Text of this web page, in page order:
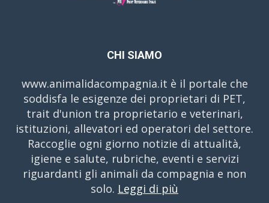
CHI SIAMO
www.animalidacompagnia.it è il portale che
soddisfa le esigenze dei proprietari di PET,
trait d'union tra proprietario e veterinari,
istituzioni, allevatori ed operatori del settore.
Raccoglie ogni giorno notizie di attualità,
igiene e salute, rubriche, eventi e servizi
riguardanti gli animali da compagnia e non
solo. Leggi di più